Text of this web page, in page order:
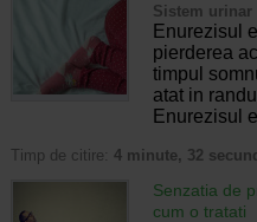
Sistem urinar
Enurezisul
pierderea
timpul
atat in
Enurezisul
Timp de citire: 4 minute, 32
Senzatia de
cum o tratati